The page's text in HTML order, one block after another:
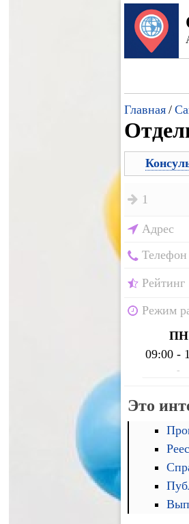
Главная /
1
Адрес
Телефон
Рейтинг
Режим
ПН
09:00 -
-
Это